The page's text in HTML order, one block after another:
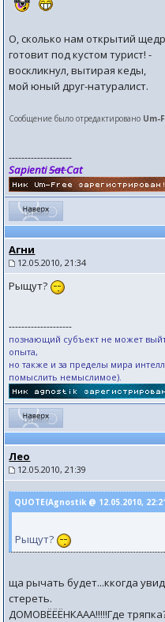
О, сколько нам открытий
готовит под кустом турист! -
воскликнул, вытирая кеды,
мой юный друг-натуралист.
Сообщение было отредактировано Um-
--------------------
SapientiSatCat
Агни
12.05.2010, 21:34
Рыщут?
--------------------
познающий субъект не может
опыта,
но также и за пределы мира
помыслить немыслимое).
Лео
12.05.2010, 21:39
QUOTE(Agnostik @ 12.05.2010,
Рыщут?
ща рычать будет...ккогда
стереть.
ДОМОВЁЁЁНКААА!!!!!Где